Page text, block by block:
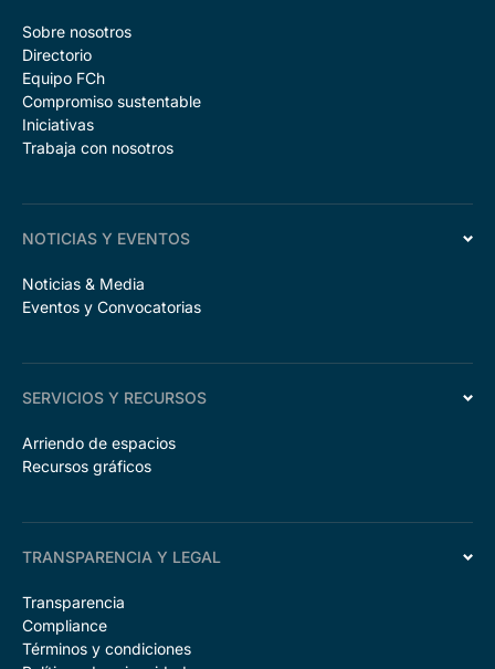
Sobre nosotros
Directorio
Equipo FCh
Compromiso sustentable
Iniciativas
Trabaja con nosotros
NOTICIAS Y EVENTOS
Noticias & Media
Eventos y Convocatorias
SERVICIOS Y RECURSOS
Arriendo de espacios
Recursos gráficos
TRANSPARENCIA Y LEGAL
Transparencia
Compliance
Términos y condiciones